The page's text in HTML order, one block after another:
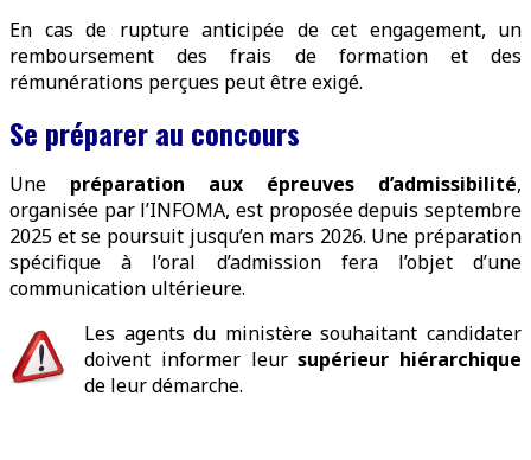
En cas de rupture anticipée de cet engagement, un
remboursement des frais de formation et des
rémunérations perçues peut être exigé.
Se préparer au concours
Une préparation aux épreuves d’admissibilité,
organisée par l’INFOMA, est proposée depuis septembre
2025 et se poursuit jusqu’en mars 2026. Une préparation
spécifique à l’oral d’admission fera l’objet d’une
communication ultérieure.
Les agents du ministère souhaitant candidater
doivent informer leursupérieur hiérarchique
de leur démarche.